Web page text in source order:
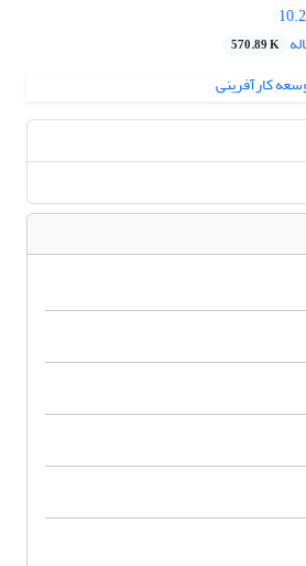
570.89 K